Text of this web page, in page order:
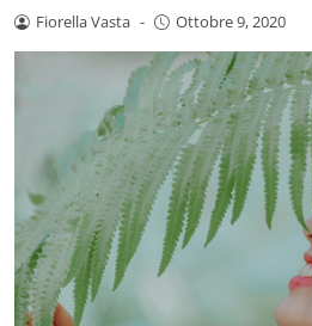
Fiorella Vasta - Ottobre 9, 2020